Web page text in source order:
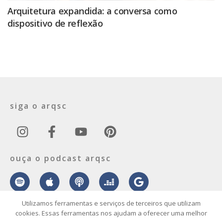
Arquitetura expandida: a conversa como
dispositivo de reflexão
siga o arqsc
ouça o podcast arqsc
Utilizamos ferramentas e serviços de terceiros que utilizam
cookies. Essas ferramentas nos ajudam a oferecer uma melhor